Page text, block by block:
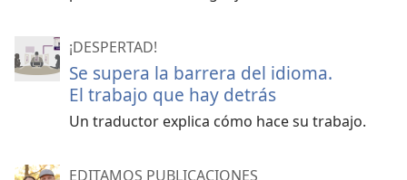
¡DESPERTAD!
Se supera la barrera del idioma.
El trabajo que hay detrás
Un traductor explica cómo hace su trabajo.
EDITAMOS PUBLICACIONES